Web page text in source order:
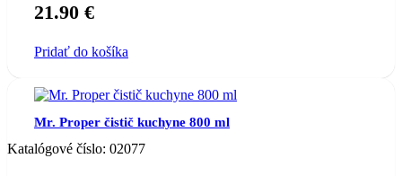
21.90 €
Pridať do košíka
Mr. Proper čistič kuchyne 800 ml
Katalógové číslo: 02077